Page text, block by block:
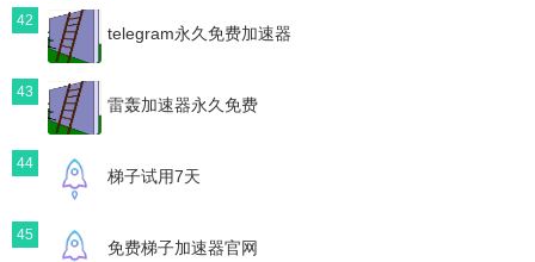
42
telegram永久免费加速器
43
雷轰加速器永久免费
44
梯子试用7天
45
免费梯子加速器官网